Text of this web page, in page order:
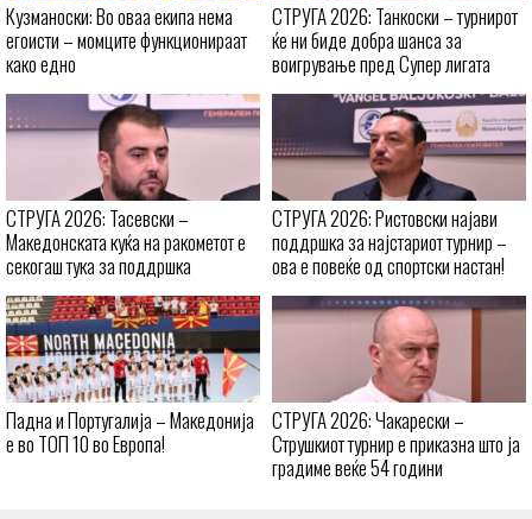
Кузманоски: Во оваа екипа нема
егоисти – момците функционираат
како едно
СТРУГА 2026: Танкоски – турнирот
ќе ни биде добра шанса за
воигрување пред Супер лигата
СТРУГА 2026: Тасевски –
Македонската куќа на ракометот е
секогаш тука за поддршка
СТРУГА 2026: Ристовски најави
поддршка за најстариот турнир –
ова е повеќе од спортски настан!
Падна и Португалија – Македонија
е во ТОП 10 во Европа!
СТРУГА 2026: Чакарески –
Струшкиот турнир е приказна што ја
градиме веќе 54 години